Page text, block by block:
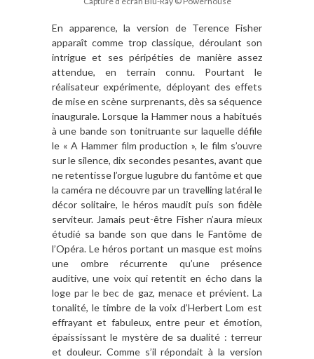
En apparence, la version de Terence Fisher
apparaît comme trop classique, déroulant son
intrigue et ses péripéties de manière assez
attendue, en terrain connu. Pourtant le
réalisateur expérimente, déployant des effets
de mise en scène surprenants, dès sa séquence
inaugurale. Lorsque la Hammer nous a habitués
à une bande son tonitruante sur laquelle défile
le « A Hammer film production », le film s’ouvre
sur le silence, dix secondes pesantes, avant que
ne retentisse l’orgue lugubre du fantôme et que
la caméra ne découvre par un travelling latéral le
décor solitaire, le héros maudit puis son fidèle
serviteur. Jamais peut-être Fisher n’aura mieux
étudié sa bande son que dans le Fantôme de
l’Opéra. Le héros portant un masque est moins
une ombre récurrente qu’une présence
auditive, une voix qui retentit en écho dans la
loge par le bec de gaz, menace et prévient. La
tonalité, le timbre de la voix d’Herbert Lom est
effrayant et fabuleux, entre peur et émotion,
épaississant le mystère de sa dualité : terreur
et douleur. Comme s’il répondait à la version